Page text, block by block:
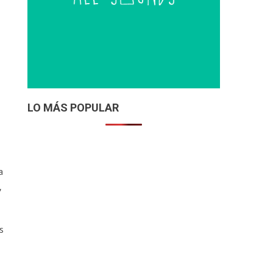
LO MÁS POPULAR